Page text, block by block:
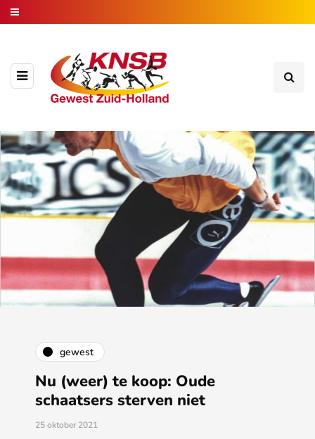
gewest
Nu (weer) te koop: Oude
schaatsers sterven niet
25 oktober 2021